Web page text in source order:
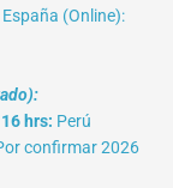
(Online):
hrs: Perú
confirmar 2026